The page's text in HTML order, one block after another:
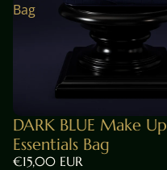
Bag
DARK BLUE Make Up
Essentials Bag
€15,00 EUR